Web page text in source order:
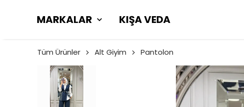
MARKALAR KIŞA VEDA
Tüm Ürünler Alt Giyim Pantolon